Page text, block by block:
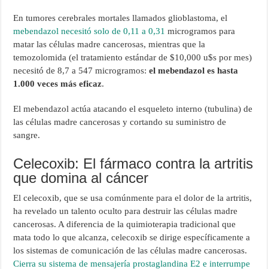
En tumores cerebrales mortales llamados glioblastoma, el
mebendazol necesitó solo de 0,11 a 0,31 microgramos para
matar las células madre cancerosas, mientras que la
temozolomida (el tratamiento estándar de $10,000 u$s por mes)
necesitó de 8,7 a 547 microgramos:el mebendazol es hasta
1.000 veces más eficaz.
El mebendazol actúa atacando el esqueleto interno (tubulina) de
las células madre cancerosas y cortando su suministro de
sangre.
Celecoxib: El fármaco contra la artritis
que domina al cáncer
El celecoxib, que se usa comúnmente para el dolor de la artritis,
ha revelado un talento oculto para destruir las células madre
cancerosas. A diferencia de la quimioterapia tradicional que
mata todo lo que alcanza, celecoxib se dirige específicamente a
los sistemas de comunicación de las células madre cancerosas.
Cierra su sistema de mensajería prostaglandina E2 e interrumpe